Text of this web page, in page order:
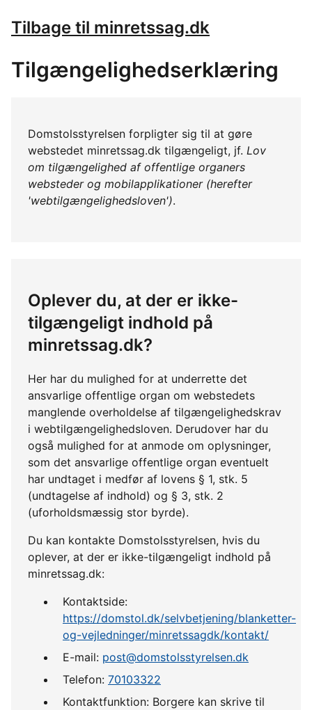
Tilbage til minretssag.dk
Tilgængelighedserklæring
Domstolsstyrelsen forpligter sig til at gøre
webstedet minretssag.dk tilgængeligt, jf. Lov
om tilgængelighed af offentlige organers
websteder og mobilapplikationer (herefter
'webtilgængelighedsloven').
Oplever du, at der er ikke-
tilgængeligt indhold på
minretssag.dk?
Her har du mulighed for at underrette det
ansvarlige offentlige organ om webstedets
manglende overholdelse af tilgængelighedskrav
i webtilgængelighedsloven. Derudover har du
også mulighed for at anmode om oplysninger,
som det ansvarlige offentlige organ eventuelt
har undtaget i medfør af lovens § 1, stk. 5
(undtagelse af indhold) og § 3, stk. 2
(uforholdsmæssig stor byrde).
Du kan kontakte Domstolsstyrelsen, hvis du
oplever, at der er ikke-tilgængeligt indhold på
minretssag.dk:
Kontaktside:
https://domstol.dk/selvbetjening/blanketter-
og-vejledninger/minretssagdk/kontakt/
E-mail: post@domstolsstyrelsen.dk
Telefon: 70103322
Kontaktfunktion: Borgere kan skrive til